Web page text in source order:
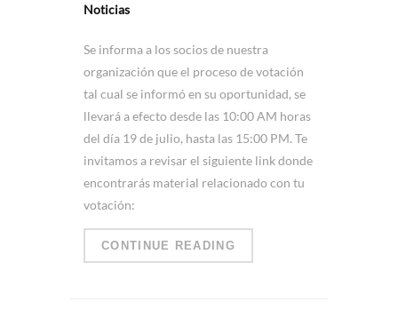
Noticias
Se informa a los socios de nuestra
organización que el proceso de votación
tal cual se informó en su oportunidad, se
llevará a efecto desde las 10:00 AM horas
del día 19 de julio, hasta las 15:00 PM. Te
invitamos a revisar el siguiente link donde
encontrarás material relacionado con tu
votación:
CONTINUE READING